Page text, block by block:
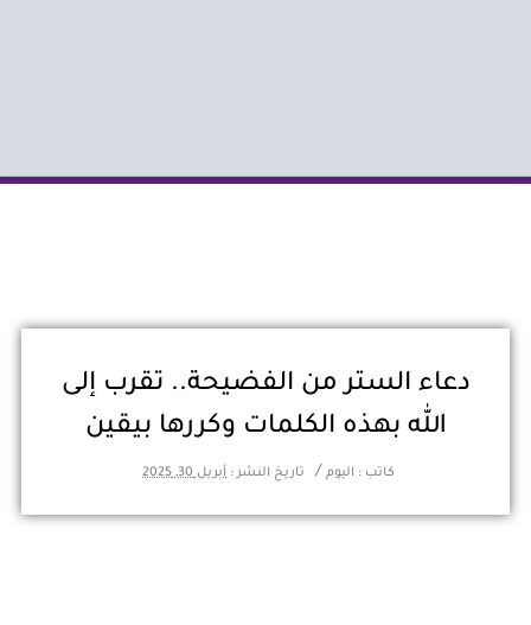
دعاء الستر من الفضيحة.. تقرب إلى
الله بهذه الكلمات وكررها بيقين
كاتب : اليوم / تاريخ النشر : أبريل 30, 2025